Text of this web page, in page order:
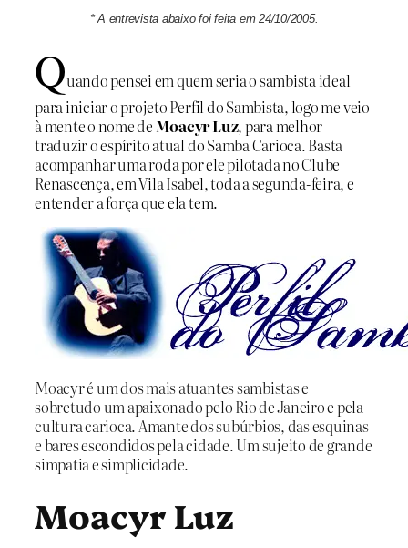
* A entrevista abaixo foi feita em 24/10/2005.
Quando pensei em quem seria o sambista ideal
para iniciar o projeto Perfil do Sambista, logo me veio
à mente o nome de Moacyr Luz, para melhor
traduzir o espírito atual do Samba Carioca. Basta
acompanhar uma roda por ele pilotada no Clube
Renascença, em Vila Isabel, toda a segunda-feira, e
entender a força que ela tem.
Moacyr é um dos mais atuantes sambistas e
sobretudo um apaixonado pelo Rio de Janeiro e pela
cultura carioca. Amante dos subúrbios, das esquinas
e bares escondidos pela cidade. Um sujeito de grande
simpatia e simplicidade.
Moacyr Luz